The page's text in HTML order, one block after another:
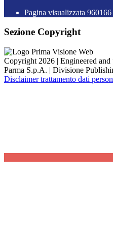
Pagina visualizzata 960166
Sezione Copyright
Copyright 2026 | Engineered
Parma S.p.A. | Divisione
Disclaimer trattamento dati